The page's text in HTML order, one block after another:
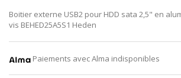
Boitier externe USB2 pour HDD sata 2,5" en
vis BEHED25A5S1 Heden
Paiements avec Alma indisponibles